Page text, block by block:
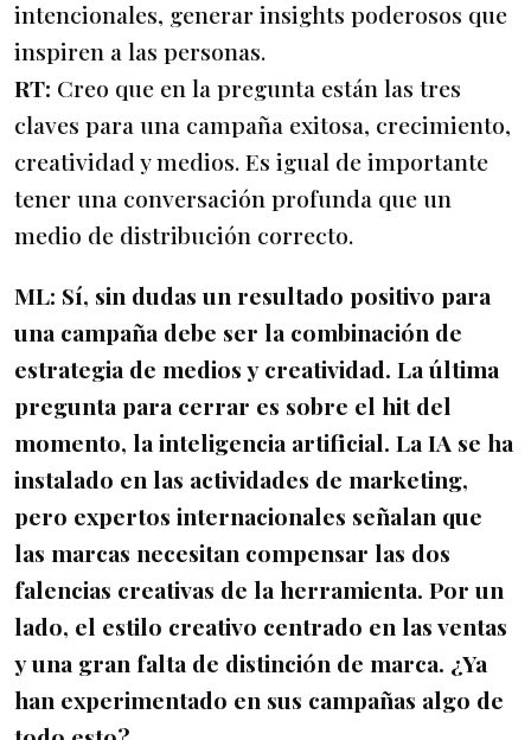
intencionales, generar insights poderosos que
inspiren a las personas.
RT: Creo que en la pregunta están las tres
claves para una campaña exitosa, crecimiento,
creatividad y medios. Es igual de importante
tener una conversación profunda que un
medio de distribución correcto.
ML: Sí, sin dudas un resultado positivo para
una campaña debe ser la combinación de
estrategia de medios y creatividad. La última
pregunta para cerrar es sobre el hit del
momento, la inteligencia artificial. La IA se ha
instalado en las actividades de marketing,
pero expertos internacionales señalan que
las marcas necesitan compensar las dos
falencias creativas de la herramienta. Por un
lado, el estilo creativo centrado en las ventas
y una gran falta de distinción de marca. ¿Ya
han experimentado en sus campañas algo de